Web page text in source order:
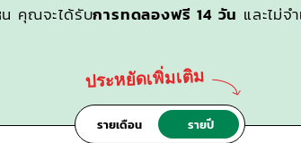
น คุณจะได้รับการทดลองฟรี 14 วัน และไม่จ
รายเดือน รายปี
ประหยัดเพิ่มเติม